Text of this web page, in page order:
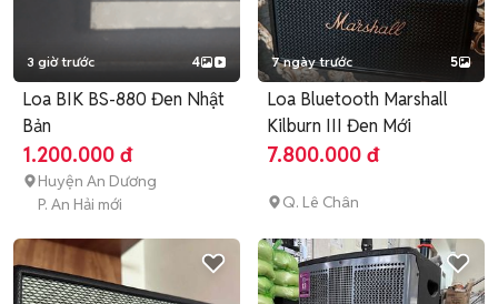
3 giờ trước 4
Loa BIK BS-880 Đen Nhật
Bản
1.200.000 đ
Huyện An Dương
P. An Hải mới
7 ngày trước 5
Loa Bluetooth Marshall
Kilburn III Đen Mới
7.800.000 đ
Q. Lê Chân